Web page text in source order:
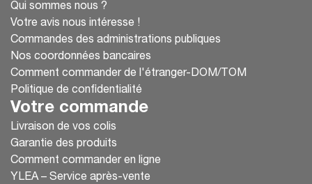
Qui sommes nous ?
Votre avis nous intéresse !
Commandes des administrations publiques
Nos coordonnées bancaires
Comment commander de l'étranger-DOM/TOM
Politique de confidentialité
Votre commande
Livraison de vos colis
Garantie des produits
Comment commander en ligne
YLEA – Service après-vente